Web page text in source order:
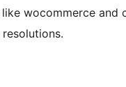
wocommerce